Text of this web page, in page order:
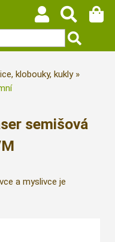
klobouky, kukly
semišová
a myslivce je